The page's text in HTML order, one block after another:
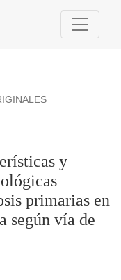
y
primarias en
según vía de